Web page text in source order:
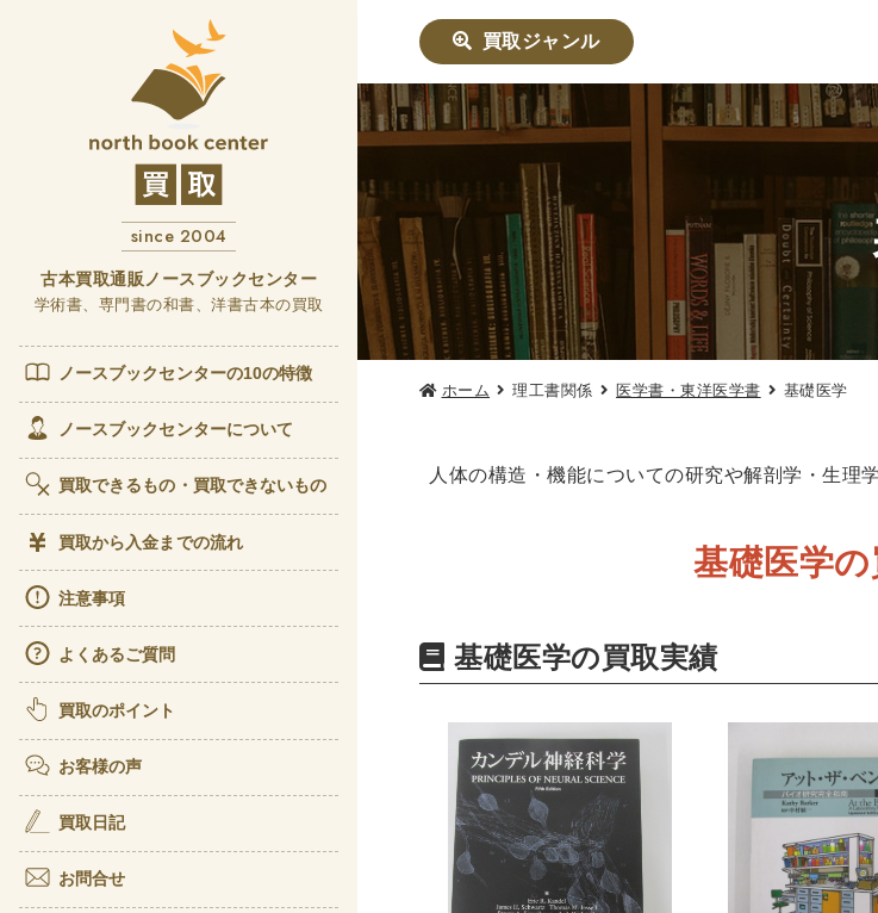
since 2004
古本買取通販ノースブックセンター
学術書、専門書の和書、洋書古本の買取
ノースブックセンターの10の特徴
ノースブックセンターについて
買取できるもの・買取できないもの
買取から入金までの流れ
注意事項
よくあるご質問
買取のポイント
お客様の声
買取日記
お問合せ
買取ジャンル
社会学書・人文書籍関係
哲学書・心理学・思想書
他哲学書 倫理学・道徳 宗教書 心理
言語学
論理学
政治・法学書
世界史 他歴史地理学 地図・地理・地域研
マーケティング・セールス
アート・建築・デザイン・音楽
理工書関係
科学書・工学書・コンピュータ書籍
宇宙学・天文学 数学書 海洋
ホーム 理工書関係 医学書・東洋医学書 基礎医学
人体の構造・機能についての研究や解剖学・生理
基礎医学の
基礎医学の買取実績